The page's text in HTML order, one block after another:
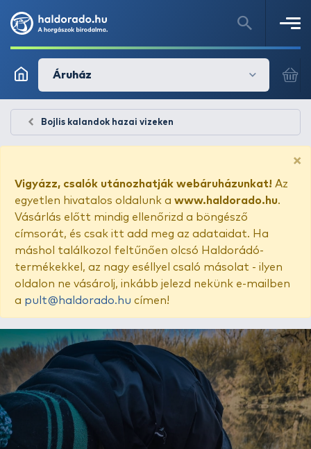
Áruház
Bojlis kalandok hazai vizeken
×
Vigyázz, csalók utánozhatják webáruházunkat! Az
egyetlen hivatalos oldalunk a www.haldorado.hu.
Vásárlás előtt mindig ellenőrizd a böngésző
címsorát, és csak itt add meg az adataidat. Ha
máshol találkozol feltűnően olcsó Haldorádó-
termékekkel, az nagy eséllyel csaló másolat - ilyen
oldalon ne vásárolj, inkább jelezd nekünk e-mailben
a pult@haldorado.hu címen!